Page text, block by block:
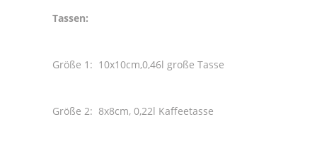
Tassen:
Größe 1: 10x10cm,0,46l große Tasse
Größe 2: 8x8cm, 0,22l Kaffeetasse